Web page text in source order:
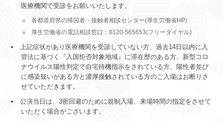
医療機関で受診をお願いいたします。
各都道府県の帰国者・接触者相談センター(厚生労働省HP)
厚生労働省の電話相談窓口：0120-565653(フリーダイヤル)
上記症状があり医療機関を受診していない方、過去14日以内に入
管法に基づく『入国拒否対象地域』に滞在歴のある方、新型コロ
ナウイルス陽性判定で自宅待機指示をされている方、陽性者並び
に感染疑いがある方と濃厚接触されている方のご入場はお断りさ
せていただきます。
公演当日は、3密回避のために規制入場、来場時間の指定をさせて
いただく場合がございます。